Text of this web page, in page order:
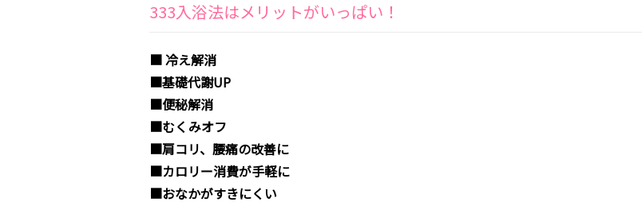
333入浴法はメリットがいっぱい！
■ 冷え解消
■基礎代謝UP
■便秘解消
■むくみオフ
■肩コリ、腰痛の改善に
■カロリー消費が手軽に
■おなかがすきにくい